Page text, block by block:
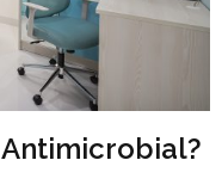
Antimicrobial?